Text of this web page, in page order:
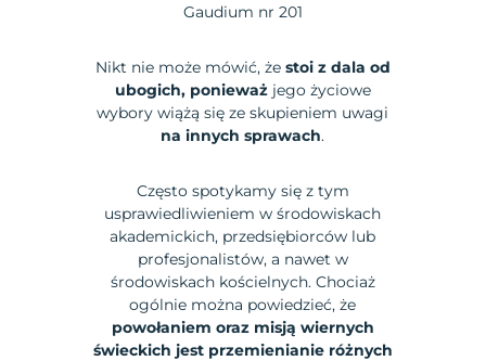
Gaudium nr 201
Nikt nie może mówić, że stoi z dala od
ubogich, ponieważjego życiowe
wybory wiążą się ze skupieniem uwagi
na innych sprawach.
Często spotykamy się z tym
usprawiedliwieniem w środowiskach
akademickich, przedsiębiorców lub
profesjonalistów, a nawet w
środowiskach kościelnych. Chociaż
ogólnie można powiedzieć, że
powołaniem oraz misją wiernych
świeckich jest przemienianie różnych